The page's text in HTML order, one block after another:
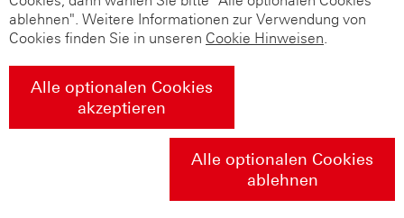
ablehnen". Weitere Informationen zur Verwendung von
Cookies finden Sie in unseren Cookie Hinweisen.
Alle optionalen Cookies
akzeptieren
Alle optionalen Cookies
ablehnen